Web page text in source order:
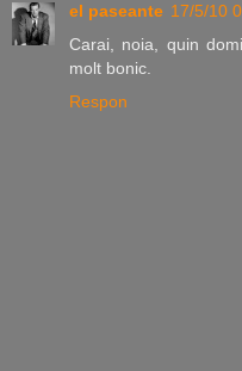
el paseante 17/5/10
Carai, noia, quin
molt bonic.
Respon